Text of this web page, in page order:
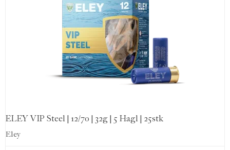
ELEY VIP Steel | 12/70 | 32g | 5 Hagl | 25stk
Eley